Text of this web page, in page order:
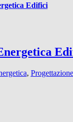
Edifici
, Progettazione